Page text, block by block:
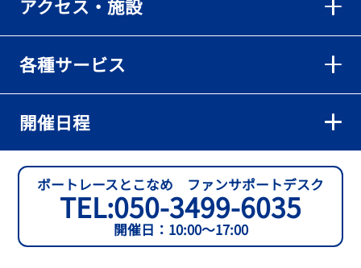
アクセス・施設
各種サービス
開催日程
ボートレースとこなめ ファンサポートデスク
TEL:050-3499-6035
開催日：10:00～17:00